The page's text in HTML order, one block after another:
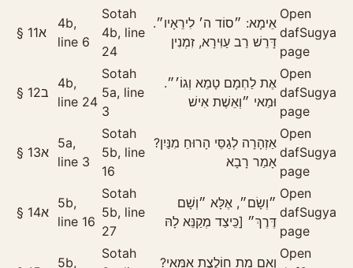
§ 11א
4b,
line 6
Sotah
4b, line
24
אֵימָא: ״סוֹד ה׳ לִירֵאָיו״.
דָּרֵשׁ רַב עַוִּירָא, זִמְנִין
Open
dafSugya
page
§ 12ב
4b,
line 24
Sotah
5a, line
3
אֶת לַחְמָם טָמֵא וְגוֹ׳״.
וּמַאי ״וְאֵשֶׁת אִישׁ
Open
dafSugya
page
§ 13א
5a,
line 3
Sotah
5b, line
16
אַזְהָרָה לְגַסֵּי הָרוּחַ מִנַּיִן?
אָמַר רָבָא
Open
dafSugya
page
§ 14א
5b,
line 16
Sotah
5b, line
27
״וְשָׂם״, אֶלָּא ״וְשָׁם
דֶּרֶךְ״ [כֵּיצַד מְקַנֵּא לָהּ
Open
dafSugya
page
5b,
Sotah
וְאִם מֵת חוֹלֶצֶת אַמַּאי?
Open